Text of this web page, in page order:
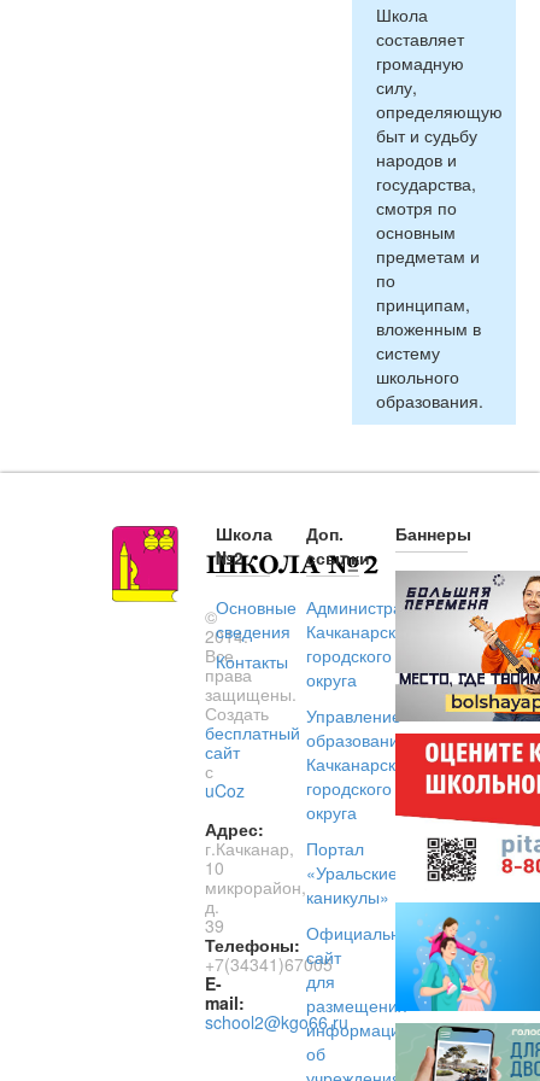
Школа
составляет
громадную
силу,
определяющую
быт и судьбу
народов и
государства,
смотря по
основным
предметам и
по
принципам,
вложенным в
систему
школьного
образования.
©
2014.
Все
права
защищены.
Создать
бесплатный
сайт
с
uCoz
Адрес:
г.Качканар,
10
микрорайон,
д.
39
Телефоны:
+7(34341)67005
E-
mail:
school2@kgo66.ru
Школа
№2
Основные
сведения
Контакты
Доп.
ссылки
Администрация
Качканарского
городского
округа
Управление
образованием
Качканарского
городского
округа
Портал
«Уральские
каникулы»
Официальный
сайт
для
размещения
информации
об
Баннеры